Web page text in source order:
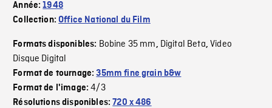
Année:1948
Collection:Office National du Film
Formats disponibles: Bobine 35 mm, Digital Beta,Video
Disque Digital
Format de tournage:35mm fine grain b&w
Format de l'image:4/3
Résolutions disponibles:720 x 486